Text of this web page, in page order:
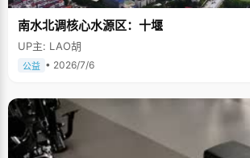
南水北调核心水源区：十堰
UP主: LAO胡
公益 • 2026/7/6